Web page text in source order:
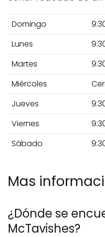
Domingo
Lunes
Martes
Miércoles
Jueves
Viernes
Sábado
Mas
¿Dónde se
McTavishes?